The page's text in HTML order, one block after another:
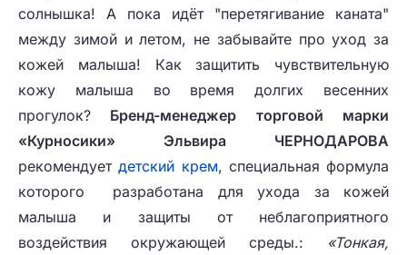
солнышка! А пока идёт "перетягивание каната"
между зимой и летом, не забывайте про уход за
кожей малыша! Как защитить чувствительную
кожу малыша во время долгих весенних
прогулок? Бренд-менеджер торговой марки
«Курносики» Эльвира ЧЕРНОДАРОВА
рекомендуетдетский крем, специальная формула
которого разработана для ухода за кожей
малыша и защиты от неблагоприятного
воздействия окружающей среды.: «Тонкая,